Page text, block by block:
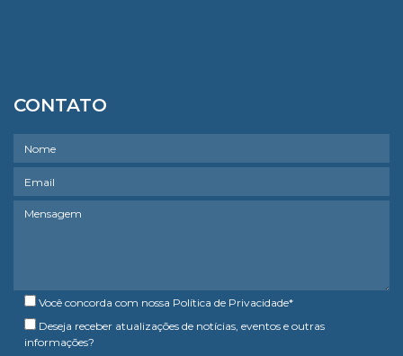
CONTATO
Você concorda com nossa Política de Privacidade*
Deseja receber atualizações de notícias, eventos e outras
informações?